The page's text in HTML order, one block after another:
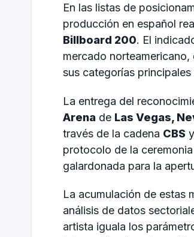
En las listas de
producción en español
Billboard 200. El
mercado
sus categorías
La entrega del
Arena de Las Vegas,
través de la cadena CBS
protocolo de la
galardonada para la
La acumulación de estas
análisis de datos
artista iguala los